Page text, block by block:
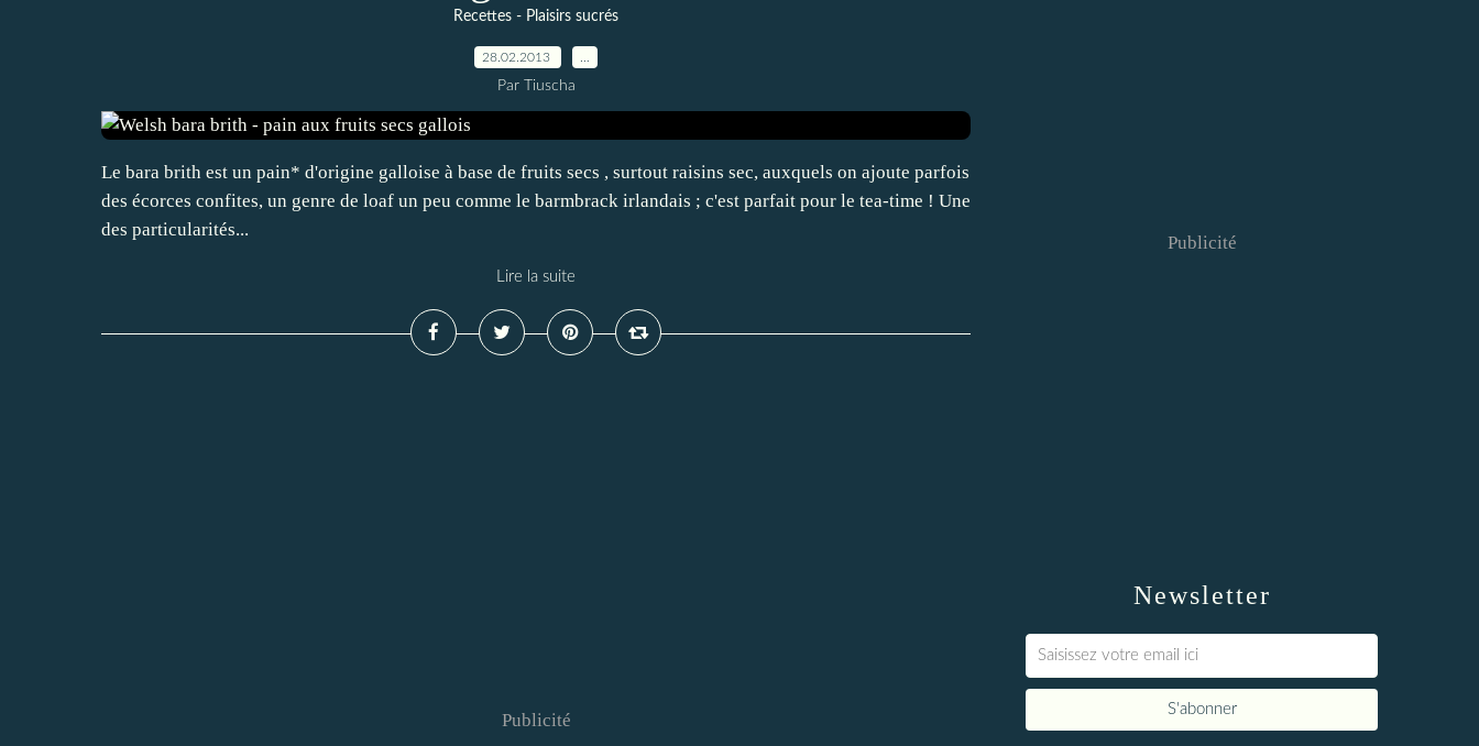
Recettes - Plaisirs sucrés
28.02.2013
Par Tiuscha
Le bara brith est un pain* d'origine galloise à base de fruits secs , surtout raisins sec, auxquels on ajoute parfois
des écorces confites, un genre de loaf un peu comme le barmbrack irlandais ; c'est parfait pour le tea-time ! Une
des particularités...
Lire la suite
Publicité
Newsletter
Publicité